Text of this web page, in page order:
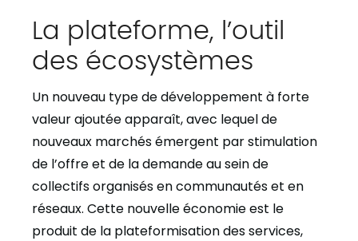
La plateforme, l’outil
des écosystèmes
Un nouveau type de développement à forte
valeur ajoutée apparaît, avec lequel de
nouveaux marchés émergent par stimulation
de l’offre et de la demande au sein de
collectifs organisés en communautés et en
réseaux. Cette nouvelle économie est le
produit de la plateformisation des services,